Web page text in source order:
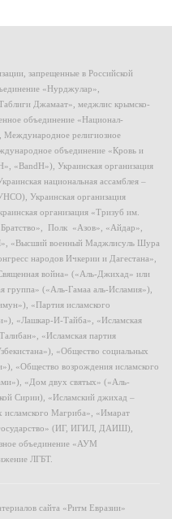
запрещенные в Российской
«Нурджулар»,
Джамаат», меджлис крымско-
объединение «Национал-
религиозное
объединение «Кровь и
«BandH»), Украинская организация
национальная ассамблея –
Украинская организация
организация «Тризуб им.
Полк «Азов», «Айдар»,
«Высший военный Маджлисуль Шура
народов Ичкерии и Дагестана»,
война» («Аль-Джихад» или
группа» («Аль-Гамаа аль-Исламия»),
«Партия исламского
«Лашкар-И-Тайба», «Исламская
«Исламская партия
«Общество социальных
«Общество возрождения исламского
«Дом двух святых» («Аль-
Сирии), «Исламский джихад –
исламского Магриба», «Имарат
государство» (ИГ, ИГИЛ, ДАИШ),
объединение «АУМ
ЛГБТ.
сайта «Ритм Евразии»